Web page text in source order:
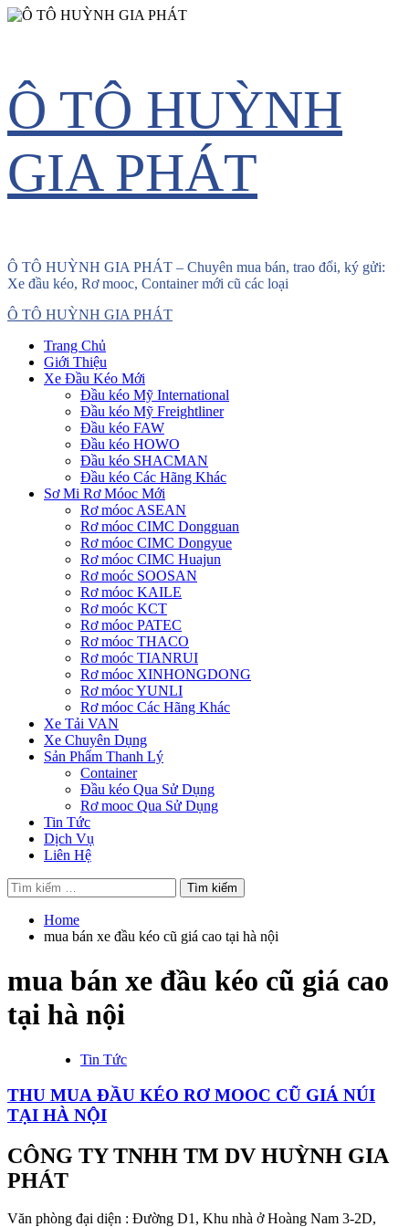
Skip
to
content
Ô TÔ HUỲNH
GIA PHÁT
Ô TÔ HUỲNH GIA PHÁT – Chuyên mua bán, trao đổi, ký gửi:
Xe đầu kéo, Rơ mooc, Container mới cũ các loại
Primary
Ô TÔ HUỲNH GIA PHÁT
Trang Chủ
Giới Thiệu
Xe Đầu Kéo Mới
Đầu kéo Mỹ International
Đầu kéo Mỹ Freightliner
Đầu kéo FAW
Đầu kéo HOWO
Đầu kéo SHACMAN
Đầu kéo Các Hãng Khác
Sơ Mi Rơ Móoc Mới
Rơ móoc ASEAN
Rơ móoc CIMC Dongguan
Rơ móoc CIMC Dongyue
Rơ móoc CIMC Huajun
Rơ moóc SOOSAN
Rơ móoc KAILE
Rơ moóc KCT
Rơ móoc PATEC
Rơ móoc THACO
Rơ moóc TIANRUI
Rơ móoc XINHONGDONG
Rơ móoc YUNLI
Rơ móoc Các Hãng Khác
Xe Tải VAN
Xe Chuyên Dụng
Sản Phẩm Thanh Lý
Container
Đầu kéo Qua Sử Dụng
Rơ mooc Qua Sử Dụng
Tin Tức
Dịch Vụ
Liên Hệ
Tìm
kiếm
cho:
Home
mua bán xe đầu kéo cũ giá cao tại hà nội
mua bán xe đầu kéo cũ giá cao
tại hà nội
Tin Tức
THU MUA ĐẦU KÉO RƠ MOOC CŨ GIÁ NÚI
TẠI HÀ NỘI
CÔNG TY TNHH TM DV HUỲNH GIA
PHÁT
Văn phòng đại diện : Đường D1, Khu nhà ở Hoàng Nam 3-2D,